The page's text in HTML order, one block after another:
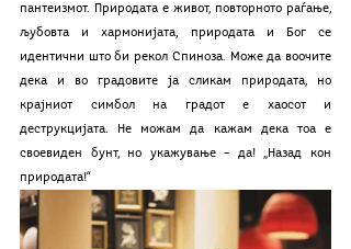
пантеизмот. Природата е живот, повторното раѓање,
љубовта и хармонијата, природата и Бог се
идентични што би рекол Спиноза. Може да воочите
дека и во градовите ја сликам природата, но
крајниот симбол на градот е хаосот и
деструкцијата. Не можам да кажам дека тоа е
своевиден бунт, но укажување – да! „Назад кон
природата!“